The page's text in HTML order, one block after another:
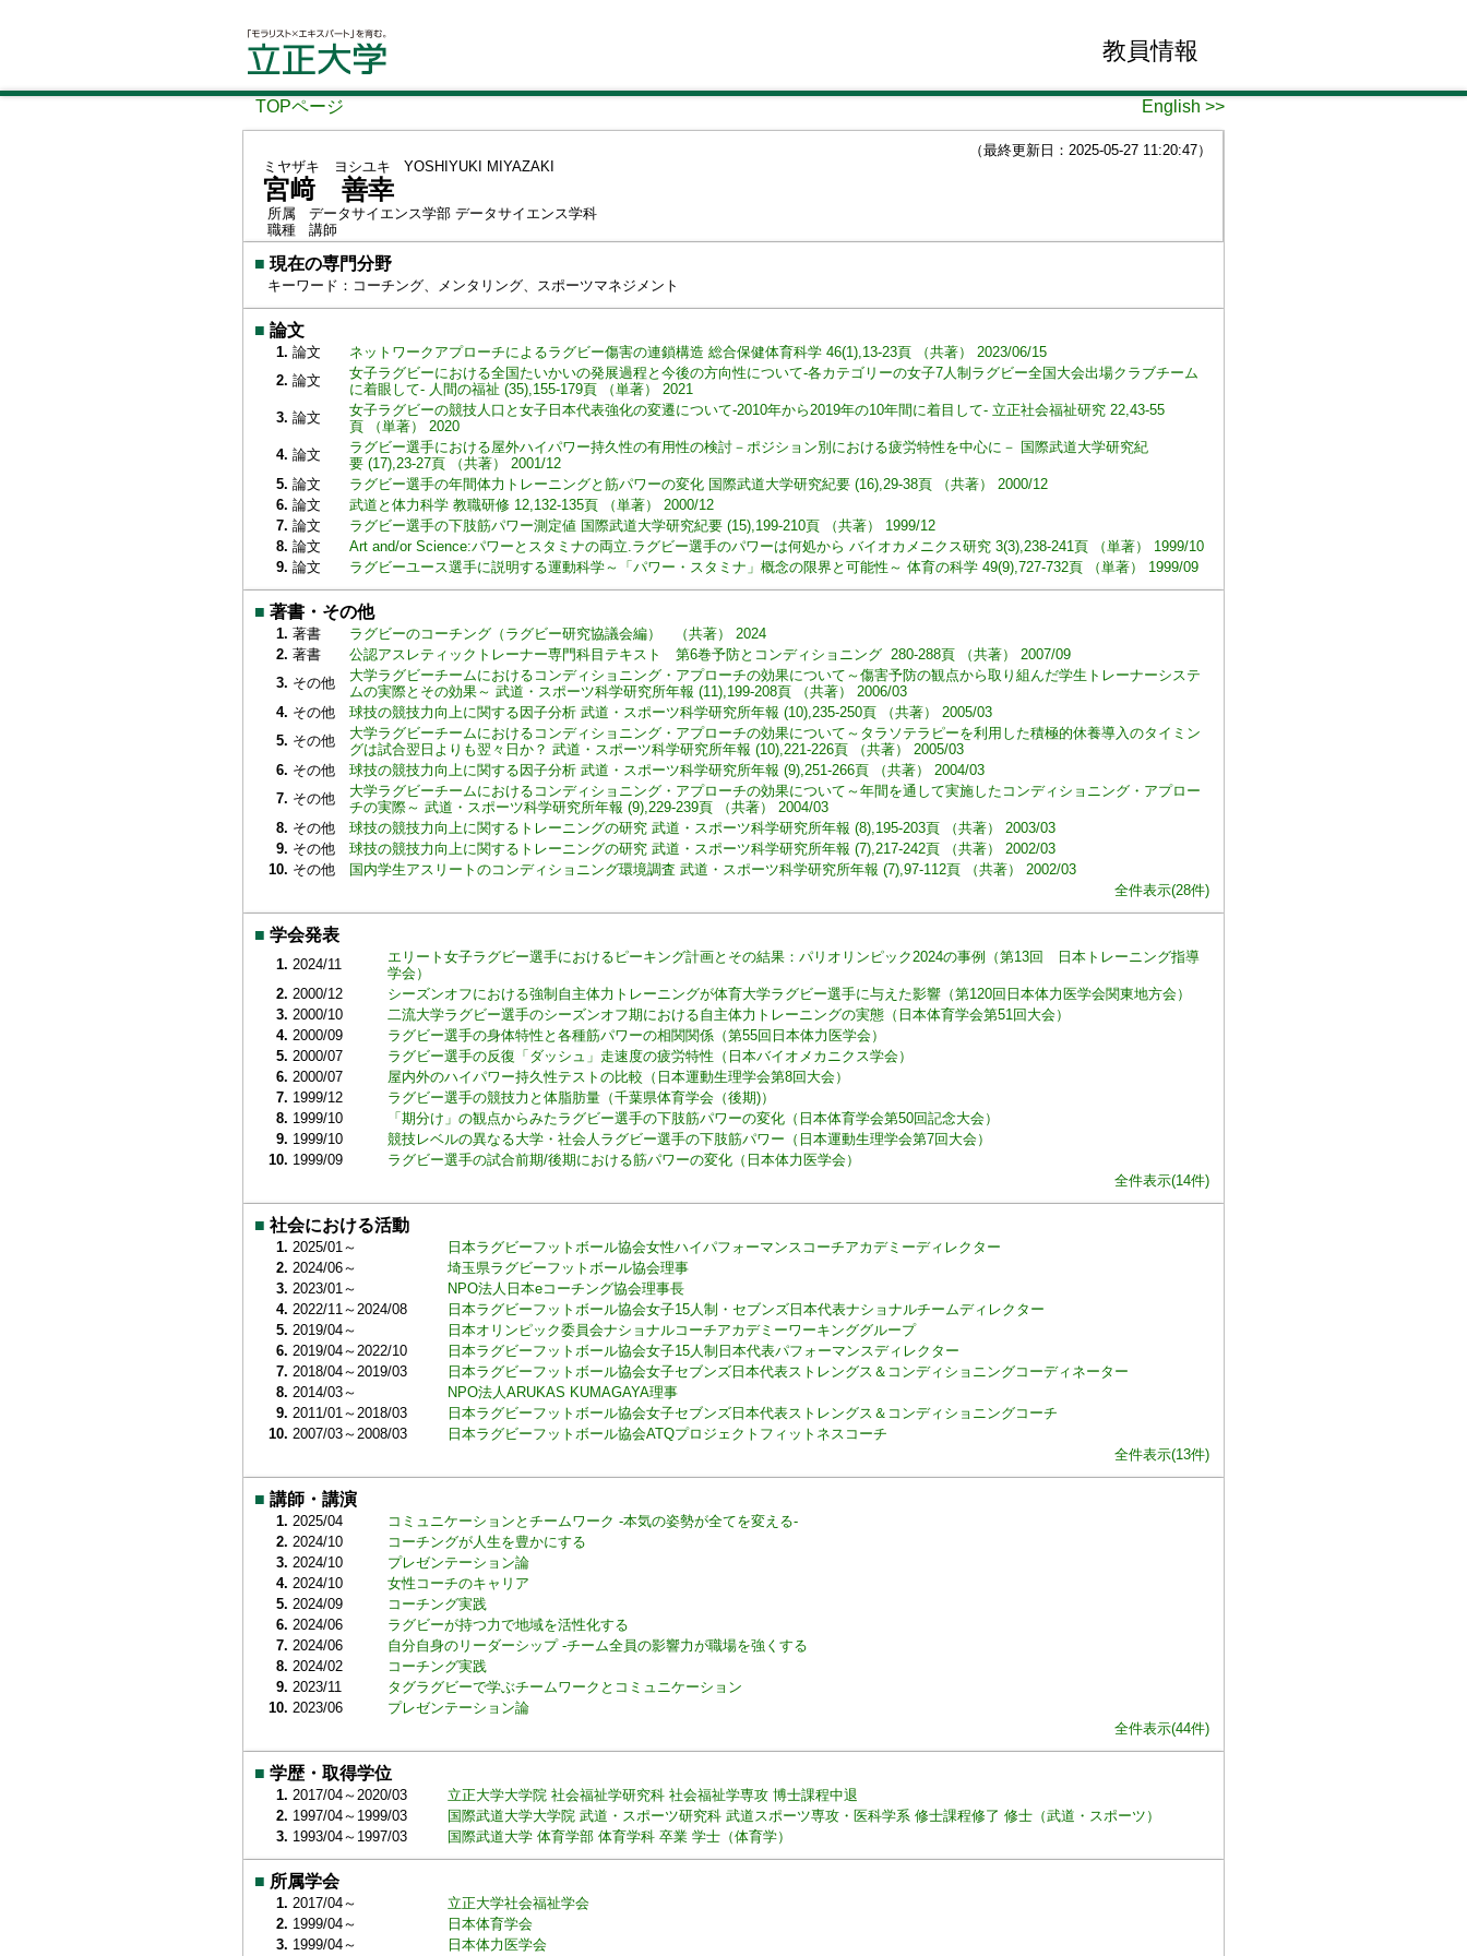
教員情報
TOPページ English >>
（最終更新日：2025-05-27 11:20:47）
ミヤザキ ヨシユキ
YOSHIYUKI MIYAZAKI
宮﨑 善幸
所属
データサイエンス学部 データサイエンス学科
職種
講師
■ 現在の専門分野
キーワード：コーチング、メンタリング、スポーツマネジメント
■ 論文
1. 論文
ネットワークアプローチによるラグビー傷害の連鎖構造 総合保健体育科学 46(1),13-23頁 （共著） 2023/06/15
2. 論文
女子ラグビーにおける全国たいかいの発展過程と今後の方向性について-各カテゴリーの女子7人制ラグビー全国大会出場クラブチーム
に着眼して- 人間の福祉 (35),155-179頁 （単著） 2021
3. 論文
女子ラグビーの競技人口と女子日本代表強化の変遷について-2010年から2019年の10年間に着目して- 立正社会福祉研究 22,43-55
頁 （単著） 2020
4. 論文
ラグビー選手における屋外ハイパワー持久性の有用性の検討－ポジション別における疲労特性を中心に－ 国際武道大学研究紀
要 (17),23-27頁 （共著） 2001/12
5. 論文
ラグビー選手の年間体力トレーニングと筋パワーの変化 国際武道大学研究紀要 (16),29-38頁 （共著） 2000/12
6. 論文
武道と体力科学 教職研修 12,132-135頁 （単著） 2000/12
7. 論文
ラグビー選手の下肢筋パワー測定値 国際武道大学研究紀要 (15),199-210頁 （共著） 1999/12
8. 論文
Art and/or Science:パワーとスタミナの両立.ラグビー選手のパワーは何処から バイオカメニクス研究 3(3),238-241頁 （単著） 1999/10
9. 論文 ラグビーユース選手に説明する運動科学～「パワー・スタミナ」概念の限界と可能性～ 体育の科学 49(9),727-732頁 （単著） 1999/09
■ 著書・その他
1. 著書
ラグビーのコーチング（ラグビー研究協議会編） （共著） 2024
2. 著書
公認アスレティックトレーナー専門科目テキスト 第6巻予防とコンディショニング 280-288頁 （共著） 2007/09
3. その他
大学ラグビーチームにおけるコンディショニング・アプローチの効果について～傷害予防の観点から取り組んだ学生トレーナーシステ
ムの実際とその効果～ 武道・スポーツ科学研究所年報 (11),199-208頁 （共著） 2006/03
4. その他
球技の競技力向上に関する因子分析 武道・スポーツ科学研究所年報 (10),235-250頁 （共著） 2005/03
5. その他
大学ラグビーチームにおけるコンディショニング・アプローチの効果について～タラソテラピーを利用した積極的休養導入のタイミン
グは試合翌日よりも翌々日か？ 武道・スポーツ科学研究所年報 (10),221-226頁 （共著） 2005/03
6. その他
球技の競技力向上に関する因子分析 武道・スポーツ科学研究所年報 (9),251-266頁 （共著） 2004/03
7. その他
大学ラグビーチームにおけるコンディショニング・アプローチの効果について～年間を通して実施したコンディショニング・アプロー
チの実際～ 武道・スポーツ科学研究所年報 (9),229-239頁 （共著） 2004/03
8. その他
球技の競技力向上に関するトレーニングの研究 武道・スポーツ科学研究所年報 (8),195-203頁 （共著） 2003/03
9. その他
球技の競技力向上に関するトレーニングの研究 武道・スポーツ科学研究所年報 (7),217-242頁 （共著） 2002/03
10. その他
国内学生アスリートのコンディショニング環境調査 武道・スポーツ科学研究所年報 (7),97-112頁 （共著） 2002/03
全件表示(28件)
■ 学会発表
1. 2024/11
エリート女子ラグビー選手におけるピーキング計画とその結果：パリオリンピック2024の事例（第13回 日本トレーニング指導
学会）
2. 2000/12
シーズンオフにおける強制自主体力トレーニングが体育大学ラグビー選手に与えた影響（第120回日本体力医学会関東地方会）
3. 2000/10
二流大学ラグビー選手のシーズンオフ期における自主体力トレーニングの実態（日本体育学会第51回大会）
4. 2000/09
ラグビー選手の身体特性と各種筋パワーの相関関係（第55回日本体力医学会）
5. 2000/07
ラグビー選手の反復「ダッシュ」走速度の疲労特性（日本バイオメカニクス学会）
6. 2000/07
屋内外のハイパワー持久性テストの比較（日本運動生理学会第8回大会）
7. 1999/12
ラグビー選手の競技力と体脂肪量（千葉県体育学会（後期)）
8. 1999/10
「期分け」の観点からみたラグビー選手の下肢筋パワーの変化（日本体育学会第50回記念大会）
9. 1999/10
競技レベルの異なる大学・社会人ラグビー選手の下肢筋パワー（日本運動生理学会第7回大会）
10. 1999/09
ラグビー選手の試合前期/後期における筋パワーの変化（日本体力医学会）
全件表示(14件)
■ 社会における活動
1. 2025/01～
日本ラグビーフットボール協会女性ハイパフォーマンスコーチアカデミーディレクター
2. 2024/06～
埼玉県ラグビーフットボール協会理事
3. 2023/01～
NPO法人日本eコーチング協会理事長
4. 2022/11～2024/08
日本ラグビーフットボール協会女子15人制・セブンズ日本代表ナショナルチームディレクター
5. 2019/04～
日本オリンピック委員会ナショナルコーチアカデミーワーキンググループ
6. 2019/04～2022/10
日本ラグビーフットボール協会女子15人制日本代表パフォーマンスディレクター
7. 2018/04～2019/03
日本ラグビーフットボール協会女子セブンズ日本代表ストレングス＆コンディショニングコーディネーター
8. 2014/03～
NPO法人ARUKAS KUMAGAYA理事
9. 2011/01～2018/03
日本ラグビーフットボール協会女子セブンズ日本代表ストレングス＆コンディショニングコーチ
10. 2007/03～2008/03
日本ラグビーフットボール協会ATQプロジェクトフィットネスコーチ
全件表示(13件)
■ 講師・講演
1. 2025/04
コミュニケーションとチームワーク -本気の姿勢が全てを変える-
2. 2024/10
コーチングが人生を豊かにする
3. 2024/10
プレゼンテーション論
4. 2024/10
女性コーチのキャリア
5. 2024/09
コーチング実践
6. 2024/06
ラグビーが持つ力で地域を活性化する
7. 2024/06
自分自身のリーダーシップ -チーム全員の影響力が職場を強くする
8. 2024/02
コーチング実践
9. 2023/11
タグラグビーで学ぶチームワークとコミュニケーション
10. 2023/06
プレゼンテーション論
全件表示(44件)
■ 学歴・取得学位
1. 2017/04～2020/03
立正大学大学院 社会福祉学研究科 社会福祉学専攻 博士課程中退
2. 1997/04～1999/03
国際武道大学大学院 武道・スポーツ研究科 武道スポーツ専攻・医科学系 修士課程修了 修士（武道・スポーツ）
3. 1993/04～1997/03 国際武道大学 体育学部 体育学科 卒業 学士（体育学）
■ 所属学会
1. 2017/04～
立正大学社会福祉学会
2. 1999/04～
日本体育学会
3. 1999/04～ 日本体力医学会